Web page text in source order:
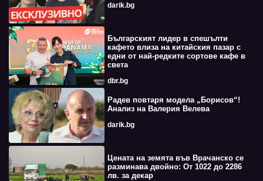
darik.bg
Българският лидер в спешълти
кафето влиза на китайския пазар с
едни от най-редките сортове кафе в
света
dbr.bg
Радев повтаря модела „Борисов“!
Анализ на Валерия Велева
darik.bg
Цената на земята във Врачанско се
разминава двойно: От 1022 до 2286
лв. за декар